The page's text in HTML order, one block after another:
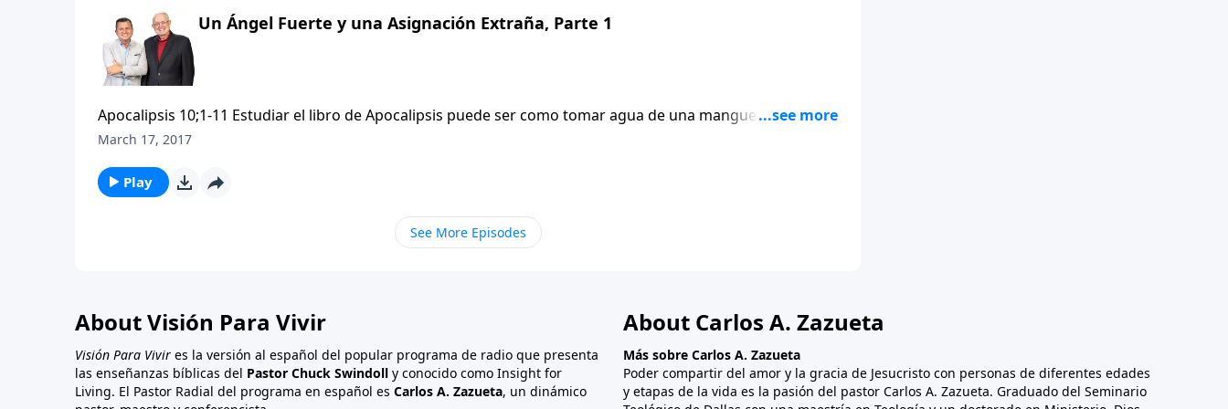
encontrar con otro intermedio que interrumpirá la secuencia entre el sexto y el séptimo juicio de las
“trompetas”.
Un Ángel Fuerte y una Asignación Extraña, Parte 1
Apocalipsis 10;1-11 Estudiar el libro de Apocalipsis puede ser como tomar agua de una manguera de
bomberos; es mucho más de lo que se puede tomar en una probada. Dándonos cuenta de la intensidad de
a lo largo del camino. Cada intermedio provee al lector tiempo para hacer una pausa, comprender lo que
ha pasado y prepararse para lo que está por venir. Ya hubo un intermedio en el capítulo 7, el cual
interrumpió la secuencia entre el sexto y el séptimo juicio de los “sellos”. En este estudio nos vamos a
encontrar con otro intermedio que interrumpirá la secuencia entre el sexto y el séptimo juicio de las
March 17, 2017
Play
See More Episodes
About Visión Para Vivir
Visión Para Vivir es la versión al español del popular programa de radio que presenta
las enseñanzas bíblicas del Pastor Chuck Swindoll y conocido como Insight for
Living. El Pastor Radial del programa en español es Carlos A. Zazueta, un dinámico
About Carlos A. Zazueta
Más sobre Carlos A. Zazueta
Poder compartir del amor y la gracia de Jesucristo con personas de diferentes edades
y etapas de la vida es la pasión del pastor Carlos A. Zazueta. Graduado del Seminario